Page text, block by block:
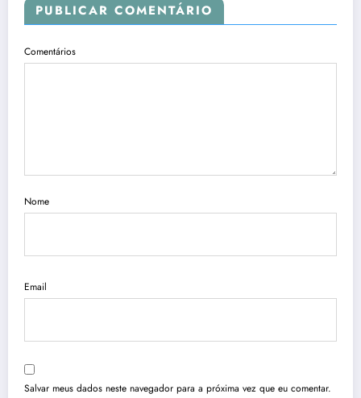
PUBLICAR COMENTÁRIO
Comentários
Nome
Email
Salvar meus dados neste navegador para a próxima vez que eu comentar.